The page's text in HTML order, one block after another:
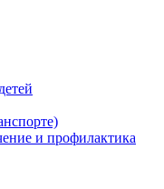
и профилактика